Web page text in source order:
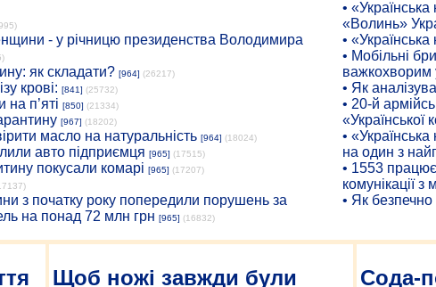
- у річницю президенства Володимира
як складати? [964] (26217)
крові: [841] (25732)
п’яті [850] (21334)
[967] (18202)
масло на натуральність [964] (18024)
авто підприємця [965] (17515)
покусали комарі [965] (17207)
з початку року попередили порушень за
на понад 72 млн грн [965] (16832)
•
«Волинь»
•
• Мобільні
важкохворим
• Як
• 20-й
«Української
•
на один з
• 1553
комунікації
• Як
Щоб ножі завжди були
Сода-